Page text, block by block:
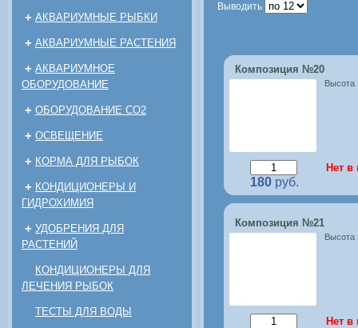
+ АКВАРИУМНЫЕ РЫБКИ
+ АКВАРИУМНЫЕ РАСТЕНИЯ
+ АКВАРИУМНОЕ
ОБОРУДОВАНИЕ
+ ОБОРУДОВАНИЕ CO2
+ ОСВЕЩЕНИЕ
+ КОРМА ДЛЯ РЫБОК
+ КОНДИЦИОНЕРЫ И
ГИДРОХИМИЯ
+ УДОБРЕНИЯ ДЛЯ
РАСТЕНИЙ
КОНДИЦИОНЕРЫ ДЛЯ
ЛЕЧЕНИЯ РЫБОК
ТЕСТЫ ДЛЯ ВОДЫ
Выводить
Композиция №20
180руб.
Нет в
Композиция №21
Нет в